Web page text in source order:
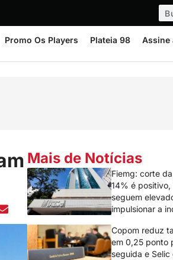
Promo Os Players Plateia 98 Assine
Mais de Notícias
Fiemg: corte
14% é positivo,
seguem
impulsionar a
Copom reduz
em 0,25 ponto
seguida e